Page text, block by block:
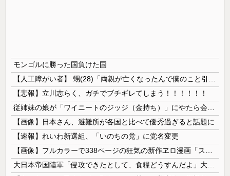
モンゴルに勝った国負けた国
【悲報】立川志らく、ガチでブチギレてしまう！！！！！！
【画像】日本さん、避難所が各国と比べて優秀過ぎると話題に
【速報】れいわ新選組、「いのちの党」に党名変更